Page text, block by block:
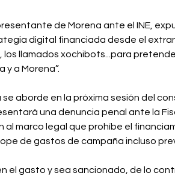
de Morena ante el INE,
digital financiada desde el
los llamados xochibots...para
y a Morena”.⁣
aborde en la próxima sesión del
una denuncia penal ante la
al marco legal que prohíbe el
de gastos de campaña incluso
el gasto y sea sancionado, de lo